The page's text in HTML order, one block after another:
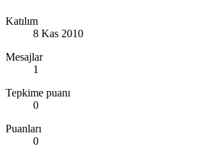
Katılım
8 Kas 2010
Mesajlar
1
Tepkime puanı
0
Puanları
0